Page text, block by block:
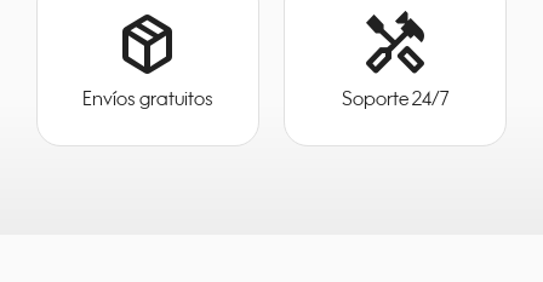
package_2
Envíos gratuitos
handyman
Soporte 24/7